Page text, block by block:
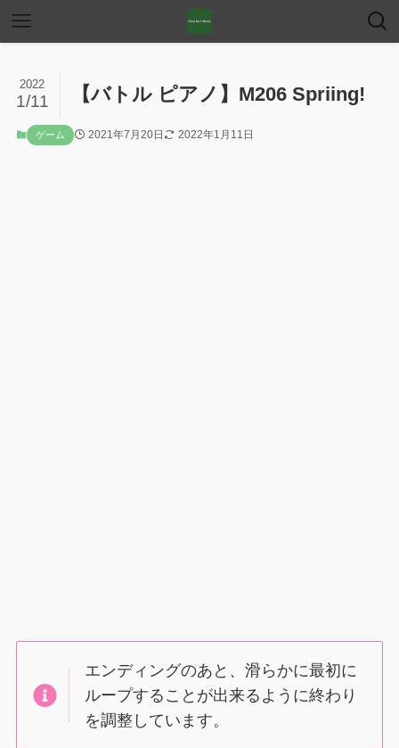
【バトル ピアノ】M206 Spriing!
2022
1/11
ゲーム 2021年7月20日 2022年1月11日
エンディングのあと、滑らかに最初に
ループすることが出来るように終わり
を調整しています。